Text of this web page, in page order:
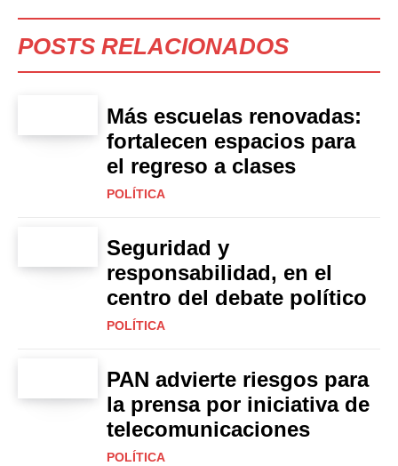
POSTS RELACIONADOS
Más escuelas renovadas:
fortalecen espacios para
el regreso a clases
POLÍTICA
Seguridad y
responsabilidad, en el
centro del debate político
POLÍTICA
PAN advierte riesgos para
la prensa por iniciativa de
telecomunicaciones
POLÍTICA